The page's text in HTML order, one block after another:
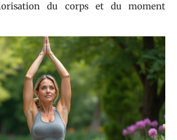
du corps et du moment